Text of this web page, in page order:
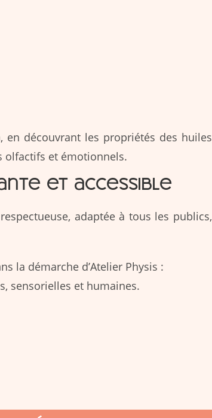
découvrant les propriétés des huiles
olfactifs et émotionnels.
et accessible
adaptée à tous les publics,
la démarche d’Atelier Physis :
sensorielles et humaines.